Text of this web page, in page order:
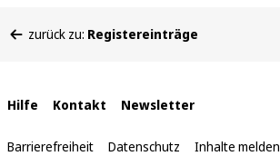
befinden
zurück zu: Registereinträge
Interne
Links
Hilfe Kontakt Newsletter
Barrierefreiheit Datenschutz Inhalte melden